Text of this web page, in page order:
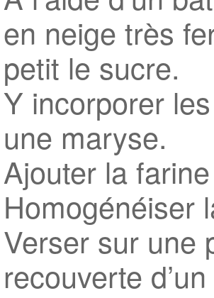
en neige très
petit le sucre.
Y incorporer
une maryse.
Ajouter la
Homogénéiser
Verser sur une
recouverte